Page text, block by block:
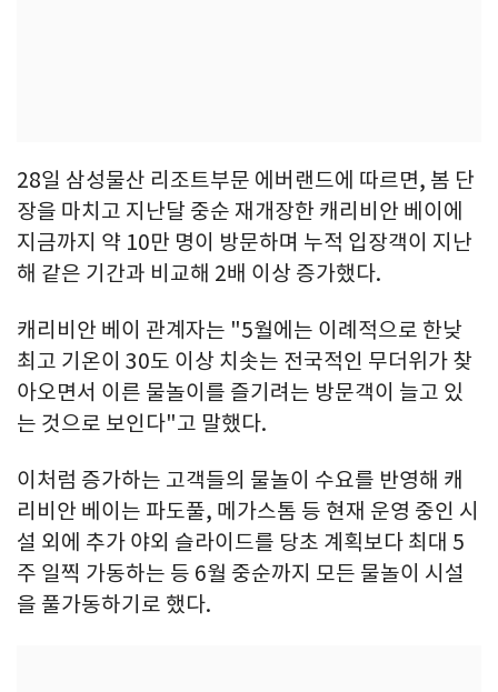
28일 삼성물산 리조트부문 에버랜드에 따르면, 봄 단
장을 마치고 지난달 중순 재개장한 캐리비안 베이에
지금까지 약 10만 명이 방문하며 누적 입장객이 지난
해 같은 기간과 비교해 2배 이상 증가했다.
캐리비안 베이 관계자는 "5월에는 이례적으로 한낮
최고 기온이 30도 이상 치솟는 전국적인 무더위가 찾
아오면서 이른 물놀이를 즐기려는 방문객이 늘고 있
는 것으로 보인다"고 말했다.
이처럼 증가하는 고객들의 물놀이 수요를 반영해 캐
리비안 베이는 파도풀, 메가스톰 등 현재 운영 중인 시
설 외에 추가 야외 슬라이드를 당초 계획보다 최대 5
주 일찍 가동하는 등 6월 중순까지 모든 물놀이 시설
을 풀가동하기로 했다.